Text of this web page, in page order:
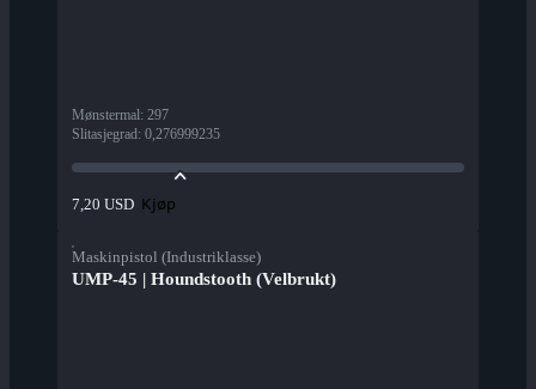
Mønstermal: 297
Slitasjegrad: 0,276999235
7,20 USD Kjøp
Maskinpistol (Industriklasse)
UMP-45 | Houndstooth (Velbrukt)